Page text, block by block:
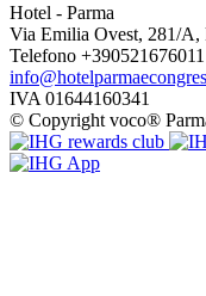
Hotel - Parma
Via Emilia Ovest, 281/A,
Telefono
IVA 01644160341
© Copyright voco®